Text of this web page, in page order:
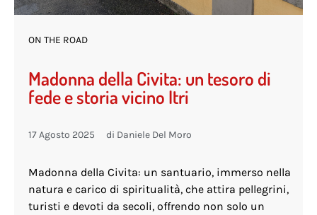
ON THE ROAD
Madonna della Civita: un tesoro di
fede e storia vicino Itri
17 Agosto 2025 di Daniele Del Moro
Madonna della Civita: un santuario, immerso nella
natura e carico di spiritualità, che attira pellegrini,
turisti e devoti da secoli, offrendo non solo un